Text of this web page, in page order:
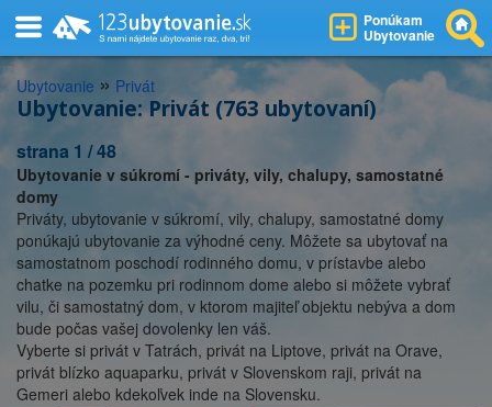
Ponúkam
Ubytovanie
Ubytovanie » Privát
Ubytovanie: Privát (763 ubytovaní)
strana 1 / 48
Ubytovanie v súkromí - priváty, vily, chalupy, samostatné
domy
Priváty, ubytovanie v súkromí, vily, chalupy, samostatné domy
ponúkajú ubytovanie za výhodné ceny. Môžete sa ubytovať na
samostatnom poschodí rodinného domu, v prístavbe alebo
chatke na pozemku pri rodinnom dome alebo si môžete vybrať
vilu, či samostatný dom, v ktorom majiteľ objektu nebýva a dom
bude počas vašej dovolenky len váš.
Vyberte si privát v Tatrách, privát na Liptove, privát na Orave,
privát blízko aquaparku, privát v Slovenskom raji, privát na
Gemeri alebo kdekoľvek inde na Slovensku.